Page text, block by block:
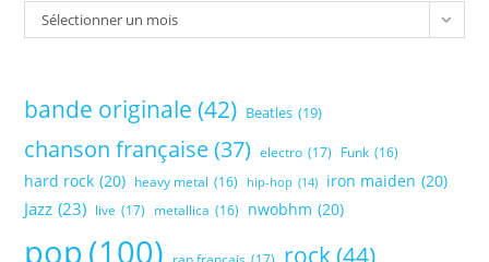
Sélectionner un mois
bande originale (42) Beatles (19)
chanson française (37) electro (17) Funk (16)
hard rock (20) heavy metal (16) hip-hop (14) iron maiden (20)
Jazz (23) live (17) metallica (16) nwobhm (20)
pop(100) rock(44)